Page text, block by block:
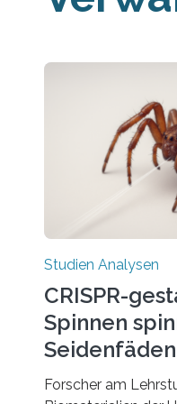
Studien Analysen
CRISPR-
Spinnen
nächsten
Forscher am